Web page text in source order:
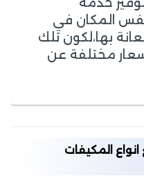
خدمة
المكان في
بها،لكون تلك
مختلفة عن
المكيفات